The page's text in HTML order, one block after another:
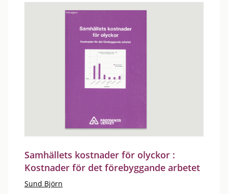
Samhällets kostnader för olyckor :
Kostnader för det förebyggande arbetet
Sund Björn